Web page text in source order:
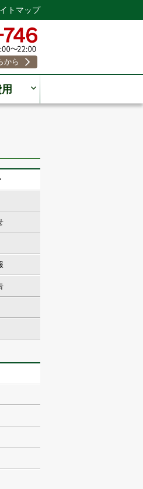
トマップ
から